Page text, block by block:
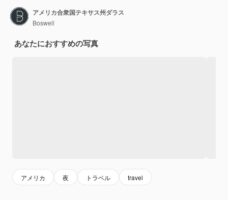
アメリカ合衆国テキサス州ダラス
Boswell
あなたにおすすめの写真
アメリカ 夜 トラベル travel